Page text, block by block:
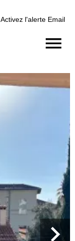
Activez l'alerte Email